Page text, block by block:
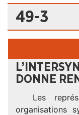
49-3
DONNE
Les
organisations